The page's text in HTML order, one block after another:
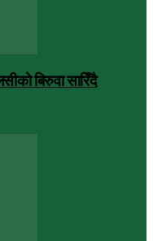
बिरुवा सारिँदै